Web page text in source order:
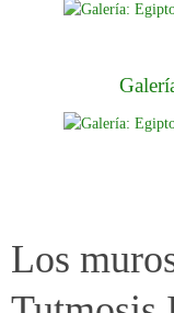
Los
trabajo en el yacimiento